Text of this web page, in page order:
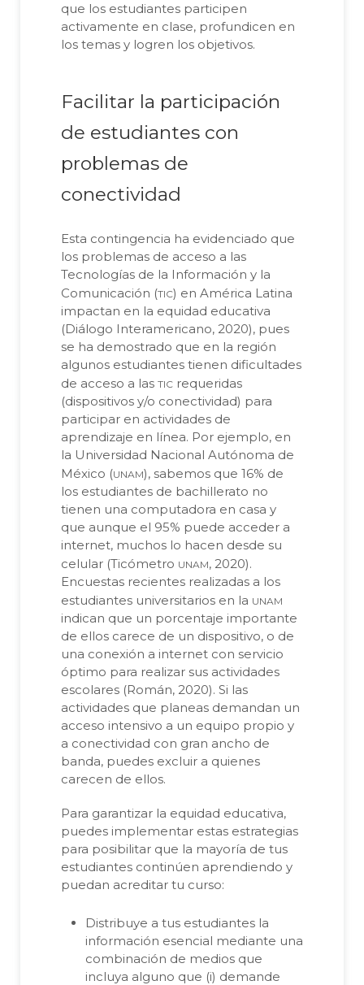
que los estudiantes participen
activamente en clase, profundicen en
los temas y logren los objetivos.
Facilitar la participación
de estudiantes con
problemas de
conectividad
Esta contingencia ha evidenciado que
los problemas de acceso a las
Tecnologías de la Información y la
Comunicación (tic) en América Latina
impactan en la equidad educativa
(Diálogo Interamericano, 2020), pues
se ha demostrado que en la región
algunos estudiantes tienen dificultades
de acceso a las tic requeridas
(dispositivos y/o conectividad) para
participar en actividades de
aprendizaje en línea. Por ejemplo, en
la Universidad Nacional Autónoma de
México (unam), sabemos que 16% de
los estudiantes de bachillerato no
tienen una computadora en casa y
que aunque el 95% puede acceder a
internet, muchos lo hacen desde su
celular (Ticómetro unam, 2020).
Encuestas recientes realizadas a los
estudiantes universitarios en la unam
indican que un porcentaje importante
de ellos carece de un dispositivo, o de
una conexión a internet con servicio
óptimo para realizar sus actividades
escolares (Román, 2020). Si las
actividades que planeas demandan un
acceso intensivo a un equipo propio y
a conectividad con gran ancho de
banda, puedes excluir a quienes
carecen de ellos.
Para garantizar la equidad educativa,
puedes implementar estas estrategias
para posibilitar que la mayoría de tus
estudiantes continúen aprendiendo y
puedan acreditar tu curso:
Distribuye a tus estudiantes la
información esencial mediante una
combinación de medios que
incluya alguno que (i) demande